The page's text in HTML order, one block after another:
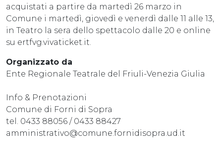
acquistati a partire da martedì 26 marzo in
Comune i martedì, giovedì e venerdì dalle 11 alle 13,
in Teatro la sera dello spettacolo dalle 20 e online
su ertfvg.vivaticket.it.
Organizzato da
Ente Regionale Teatrale del Friuli-Venezia Giulia
Info & Prenotazioni
Comune di Forni di Sopra
tel. 0433 88056 / 0433 88427
amministrativo@comune.fornidisopra.ud.it